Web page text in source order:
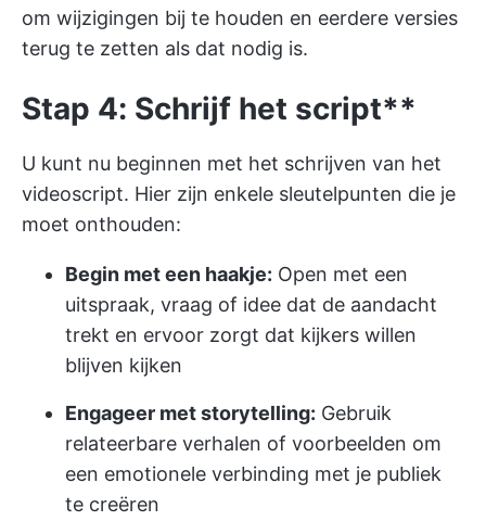
om wijzigingen bij te houden en eerdere versies
terug te zetten als dat nodig is.
Stap 4: Schrijf het script**
U kunt nu beginnen met het schrijven van het
videoscript. Hier zijn enkele sleutelpunten die je
moet onthouden:
Begin met een haakje: Open met een
uitspraak, vraag of idee dat de aandacht
trekt en ervoor zorgt dat kijkers willen
blijven kijken
Engageer met storytelling: Gebruik
relateerbare verhalen of voorbeelden om
een emotionele verbinding met je publiek
te creëren